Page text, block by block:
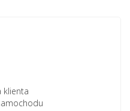
klienta